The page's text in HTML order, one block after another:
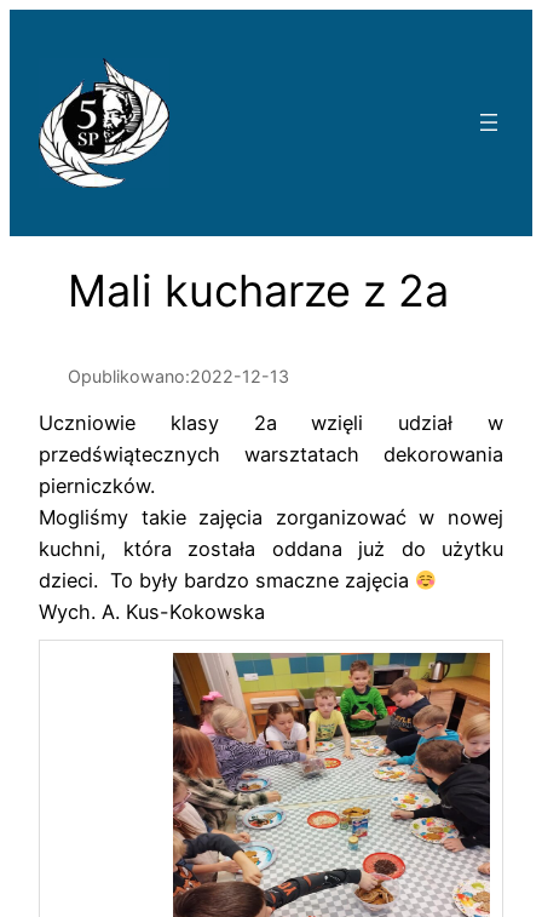
Mali kucharze z 2a
Opublikowano:2022-12-13
Uczniowie klasy 2a wzięli udział w
przedświątecznych warsztatach dekorowania
pierniczków.
Mogliśmy takie zajęcia zorganizować w nowej
kuchni, która została oddana już do użytku
dzieci. To były bardzo smaczne zajęcia
Wych. A. Kus-Kokowska